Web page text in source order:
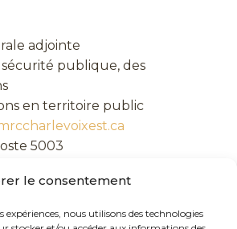
le consentement
expériences, nous utilisons des technologies
adjointe
publique, des
en territoire public
5003